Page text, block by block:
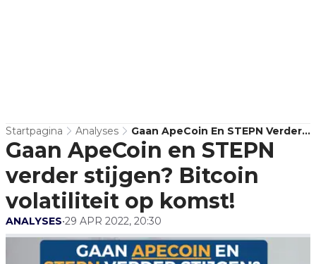
Startpagina Analyses
Gaan ApeCoin En STEPN Verder
Stijgen? Bitcoin Volatiliteit Op
Komst!
Gaan ApeCoin en STEPN
verder stijgen? Bitcoin
volatiliteit op komst!
ANALYSES•29 APR 2022, 20:30